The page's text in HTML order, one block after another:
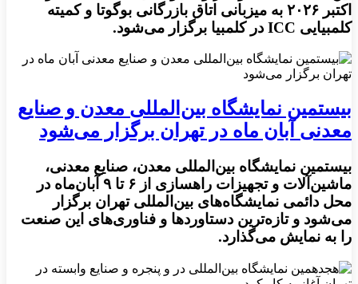
اکتبر ۲۰۲۶ به میزبانی اتاق بازرگانی بوگوتا و کمیته
کلمبیایی ICC در کلمبیا برگزار می‌شود.
بیستمین نمایشگاه بین‌المللی معدن و صنایع
معدنی آبان‌ ماه در تهران برگزار می‌شود
بیستمین نمایشگاه بین‌المللی معدن، صنایع معدنی،
ماشین‌آلات و تجهیزات راهسازی از ۶ تا ۹ آبان‌ماه در
محل دائمی نمایشگاه‌های بین‌المللی تهران برگزار
می‌شود و تازه‌ترین دستاوردها و فناوری‌های این صنعت
را به نمایش می‌گذارد.